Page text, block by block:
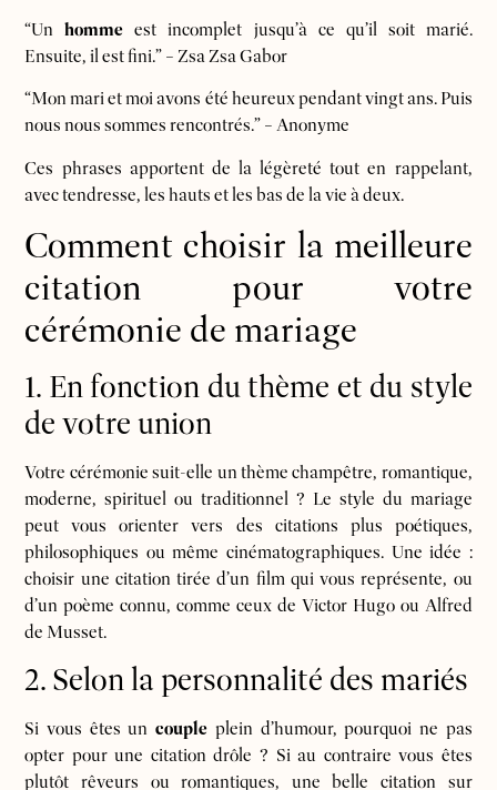
“Unhomme est incomplet jusqu’à ce qu’il soit marié.
Ensuite, il est fini.” – Zsa Zsa Gabor
“Mon mari et moi avons été heureux pendant vingt ans. Puis
nous nous sommes rencontrés.” – Anonyme
Ces phrases apportent de la légèreté tout en rappelant,
avec tendresse, les hauts et les bas de la vie à deux.
Comment choisir la meilleure
citation pour votre
cérémonie de mariage
1. En fonction du thème et du style
de votre union
Votre cérémonie suit-elle un thème champêtre, romantique,
moderne, spirituel ou traditionnel ? Le style du mariage
peut vous orienter vers des citations plus poétiques,
philosophiques ou même cinématographiques. Une idée :
choisir une citation tirée d’un film qui vous représente, ou
d’un poème connu, comme ceux de Victor Hugo ou Alfred
de Musset.
2. Selon la personnalité des mariés
Si vous êtes uncouple plein d’humour, pourquoi ne pas
opter pour une citation drôle ? Si au contraire vous êtes
plutôt rêveurs ou romantiques, une belle citation sur